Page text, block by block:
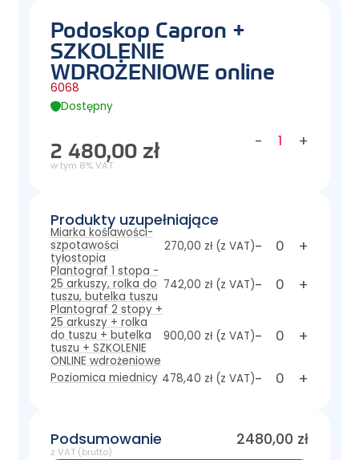
Podoskop Capron +
SZKOLENIE
WDROŻENIOWE online
6068
Dostępny
- +
2 480,00 zł
w tym 8% VAT
Produkty uzupełniające
Miarka koślawości-
szpotawości
tyłostopia
270,00 zł (z VAT)- +
Plantograf 1 stopa -
25 arkuszy, rolka do
tuszu, butelka tuszu
742,00 zł (z VAT)- +
Plantograf 2 stopy +
25 arkuszy + rolka
do tuszu + butelka
tuszu + SZKOLENIE
ONLINE wdrożeniowe
900,00 zł (z VAT)- +
Poziomica miednicy 478,40 zł (z VAT)- +
Podsumowanie
z VAT (brutto)
2480,00 zł